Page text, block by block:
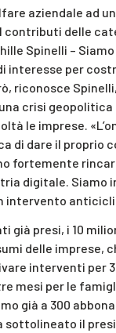
aziendale ad
delle
Spinelli –
interesse per
riconosce
crisi
le imprese.
di dare il proprio
fortemente
digitale. Siamo
intervento
già presi, i 10
delle imprese,
interventi per
mesi per le
già a 300
sottolineato il